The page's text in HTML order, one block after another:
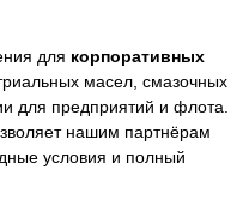
для корпоративных
масел, смазочных
для предприятий и флота.
нашим партнёрам
условия и полный